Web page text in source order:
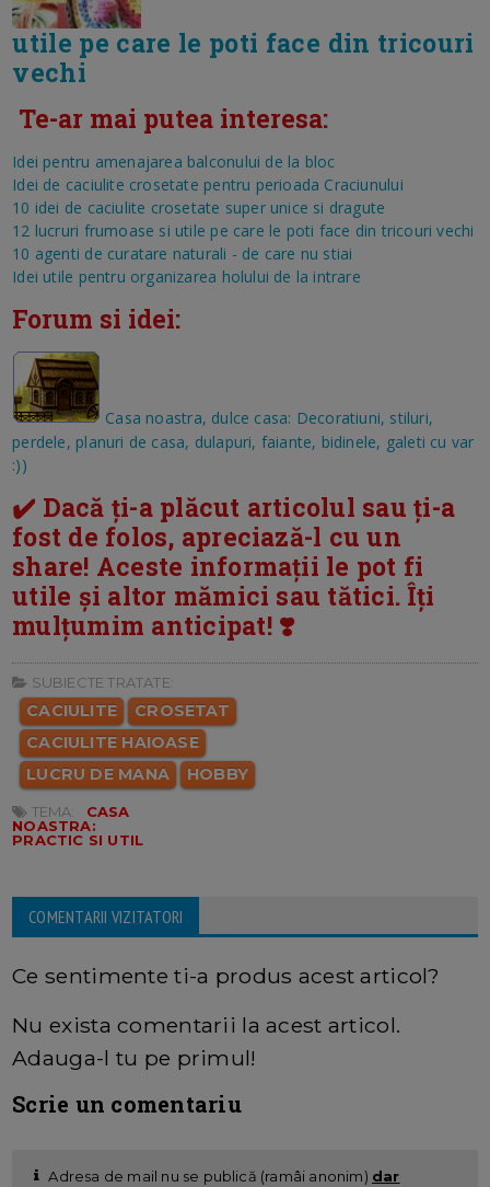
utile pe care le poti face din tricouri
vechi
Te-ar mai putea interesa:
Idei pentru amenajarea balconului de la bloc
Idei de caciulite crosetate pentru perioada Craciunului
10 idei de caciulite crosetate super unice si dragute
12 lucruri frumoase si utile pe care le poti face din tricouri vechi
10 agenti de curatare naturali - de care nu stiai
Idei utile pentru organizarea holului de la intrare
Forum si idei:
Casa noastra, dulce casa: Decoratiuni, stiluri,
perdele, planuri de casa, dulapuri, faiante, bidinele, galeti cu var
:))
✔️ Dacă ți-a plăcut articolul sau ți-a
fost de folos, apreciază-l cu un
share! Aceste informații le pot fi
utile și altor mămici sau tătici. Îți
mulțumim anticipat! ❣️
SUBIECTE TRATATE:
CACIULITE
CROSETAT
CACIULITE HAIOASE
LUCRU DE MANA
HOBBY
TEMA:
CASA
NOASTRA:
PRACTIC SI UTIL
COMENTARII VIZITATORI
Ce sentimente ti-a produs acest articol?
Nu exista comentarii la acest articol.
Adauga-l tu pe primul!
Scrie un comentariu
Adresa de mail nu se publică (ramâi anonim) dar